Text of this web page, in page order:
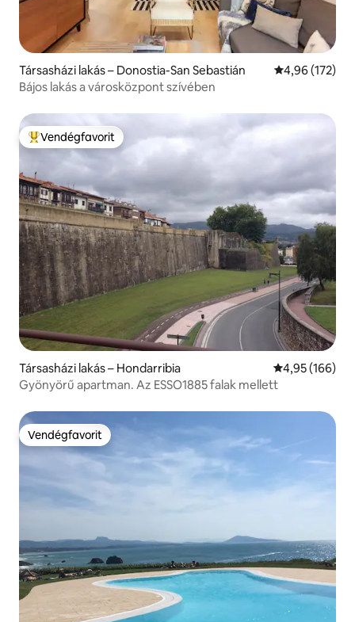
Társasházi lakás – Donostia-San Sebastián Átlagos
4,96 (172)
Bájos lakás a városközpont szívében
Kiemelt vendégfavorit
Vendégfavorit
Társasházi lakás – Hondarribia Átlagos
4,95 (166)
Gyönyörű apartman. Az ESSO1885 falak mellett
Vendégfavorit
Vendégfavorit